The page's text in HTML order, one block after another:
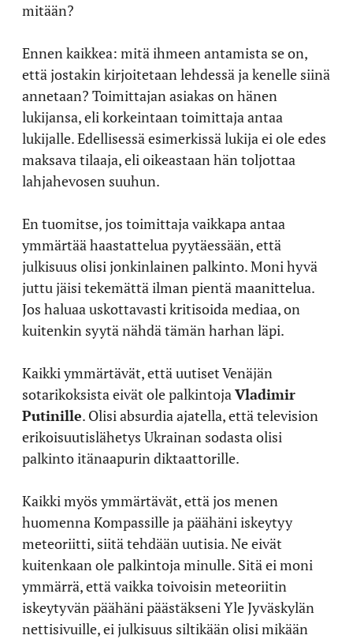
mitään?
Ennen kaikkea: mitä ihmeen antamista se on,
että jostakin kirjoitetaan lehdessä ja kenelle siinä
annetaan? Toimittajan asiakas on hänen
lukijansa, eli korkeintaan toimittaja antaa
lukijalle. Edellisessä esimerkissä lukija ei ole edes
maksava tilaaja, eli oikeastaan hän toljottaa
lahjahevosen suuhun.
En tuomitse, jos toimittaja vaikkapa antaa
ymmärtää haastattelua pyytäessään, että
julkisuus olisi jonkinlainen palkinto. Moni hyvä
juttu jäisi tekemättä ilman pientä maanittelua.
Jos haluaa uskottavasti kritisoida mediaa, on
kuitenkin syytä nähdä tämän harhan läpi.
Kaikki ymmärtävät, että uutiset Venäjän
sotarikoksista eivät ole palkintojaVladimir
Putinille. Olisi absurdia ajatella, että television
erikoisuutislähetys Ukrainan sodasta olisi
palkinto itänaapurin diktaattorille.
Kaikki myös ymmärtävät, että jos menen
huomenna Kompassille ja päähäni iskeytyy
meteoriitti, siitä tehdään uutisia. Ne eivät
kuitenkaan ole palkintoja minulle. Sitä ei moni
ymmärrä, että vaikka toivoisin meteoriitin
iskeytyvän päähäni päästäkseni Yle Jyväskylän
nettisivuille, ei julkisuus siltikään olisi mikään